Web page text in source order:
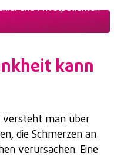
diese erfolgt
essen und
ist nicht
sowie
mit.
und Privatpatienten
kann
versteht man über
die Schmerzen an
verursachen. Eine